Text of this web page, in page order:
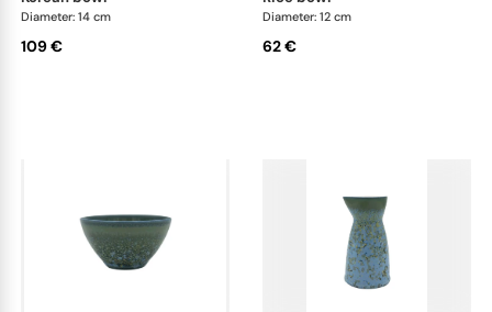
Diameter: 14 cm
109 €
Diameter: 12 cm
62 €